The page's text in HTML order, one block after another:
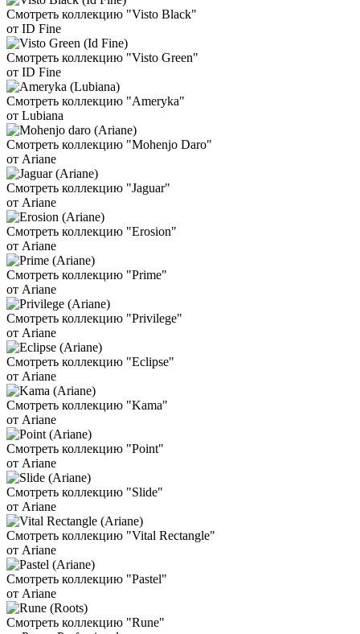
Смотреть коллекцию "Visto Black"
от ID Fine
Смотреть коллекцию "Visto Green"
от ID Fine
Смотреть коллекцию "Ameryka"
от Lubiana
Смотреть коллекцию "Mohenjo Daro"
от Ariane
Смотреть коллекцию "Jaguar"
от Ariane
Смотреть коллекцию "Erosion"
от Ariane
Смотреть коллекцию "Prime"
от Ariane
Смотреть коллекцию "Privilege"
от Ariane
Смотреть коллекцию "Eclipse"
от Ariane
Смотреть коллекцию "Kama"
от Ariane
Смотреть коллекцию "Point"
от Ariane
Смотреть коллекцию "Slide"
от Ariane
Смотреть коллекцию "Vital Rectangle"
от Ariane
Смотреть коллекцию "Pastel"
от Ariane
Смотреть коллекцию "Rune"